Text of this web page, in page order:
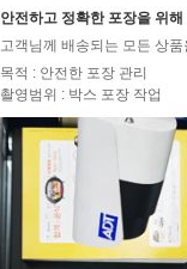
안전하고 정확한 포장을 위
고객님께 배송되는 모든 상
목적 : 안전한 포장 관리
촬영범위 : 박스 포장 작업